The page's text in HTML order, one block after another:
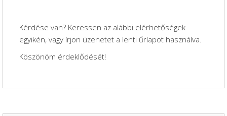
Kérdése van? Keressen az alábbi elérhetőségek
egyikén, vagy írjon üzenetet a lenti űrlapot használva.
Köszönöm érdeklődését!